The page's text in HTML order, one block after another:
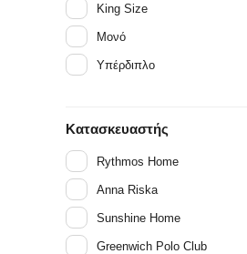
King Size
Μονό
Υπέρδιπλο
Κατασκευαστής
Rythmos Home
Anna Riska
Sunshine Home
Greenwich Polo Club